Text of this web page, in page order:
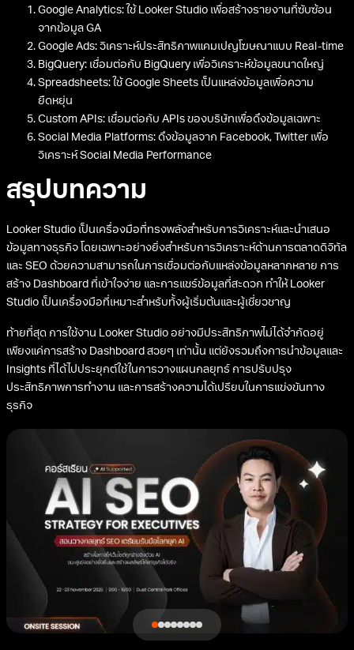
กำหนด Dimensions และ Measures: ระบุวิธีการจัดกลุ่มและคำนวณ
ข้อมูล
สร้าง Data Joins: เชื่อมโยงข้อมูลจากหลายแหล่งเพื่อการวิเคราะห์
เชิงลึก
กำหนด Access Control: ควบคุมการเข้าถึงข้อมูลตามบทบาทของผู้
ใช้
สร้าง Reusable Blocks: สร้างโค้ดที่สามารถนำกลับมาใช้ใหม่ได้เพื่อ
ประหยัดเวลา
จากข้อมูล GA
Google Ads: วิเคราะห์ประสิทธิภาพแคมเปญโฆษณาแบบ Real-time
BigQuery: เชื่อมต่อกับ BigQuery เพื่อวิเคราะห์ข้อมูลขนาดใหญ่
Spreadsheets: ใช้ Google Sheets เป็นแหล่งข้อมูลเพื่อความ
ยืดหยุ่น
Social Media Platforms: ดึงข้อมูลจาก Facebook, Twitter เพื่อ
วิเคราะห์ Social Media Performance
สรุปบทความ
ข้อมูลทางธุรกิจ โดยเฉพาะอย่างยิ่งสำหรับการวิเคราะห์ด้านการตลาดดิจิทัล
และ SEO ด้วยความสามารถในการเชื่อมต่อกับแหล่งข้อมูลหลากหลาย การ
สร้าง Dashboard ที่เข้าใจง่าย และการแชร์ข้อมูลที่สะดวก ทำให้ Looker
Studio เป็นเครื่องมือที่เหมาะสำหรับทั้งผู้เริ่มต้นและผู้เชี่ยวชาญ
ท้ายที่สุด การใช้งาน Looker Studio อย่างมีประสิทธิภาพไม่ได้จำกัดอยู่
เพียงแค่การสร้าง Dashboard สวยๆ เท่านั้น แต่ยังรวมถึงการนำข้อมูลและ
Insights ที่ได้ไปประยุกต์ใช้ในการวางแผนกลยุทธ์ การปรับปรุง
ประสิทธิภาพการทำงาน และการสร้างความได้เปรียบในการแข่งขันทาง